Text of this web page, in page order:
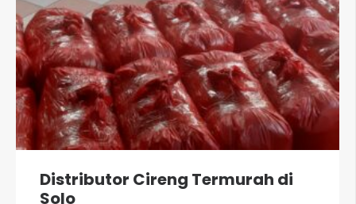
Distributor Cireng Termurah di
Solo